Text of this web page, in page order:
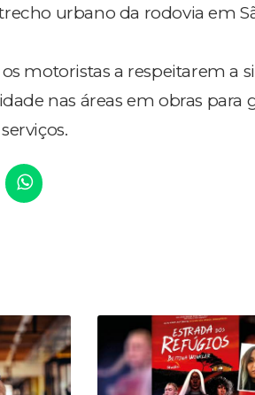
urbano da rodovia em
motoristas a respeitarem a
nas áreas em obras